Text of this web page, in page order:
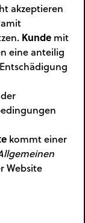
akzeptieren
Kunde mit
eine anteilig
kommt einer
Website